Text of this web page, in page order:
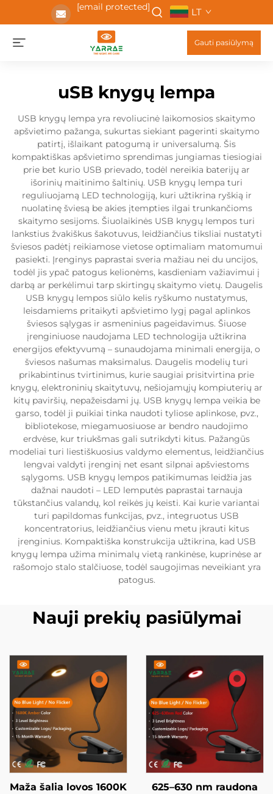
[email protected] LT
Gauti pasiūlymą
uSB knygų lempa
USB knygų lempa yra revoliucinė laikomosios skaitymo
apšvietimo pažanga, sukurtas siekiant pagerinti skaitymo
patirtį, išlaikant patogumą ir universalumą. Šis
kompaktiškas apšvietimo sprendimas jungiamas tiesiogiai
prie bet kurio USB prievado, todėl nereikia baterijų ar
išorinių maitinimo šaltinių. USB knygų lempa turi
reguliuojamą LED technologiją, kuri užtikrina ryškią ir
nuolatinę šviesą be akies įtempties ilgai trunkančioms
skaitymo sesijoms. Šiuolaikinės USB knygų lempos turi
lankstius žvakiškus šakotuvus, leidžiančius tiksliai nustatyti
šviesos padėtį reikiamose vietose optimaliam matomumui
pasiekti. Įrenginys paprastai sveria mažiau nei du uncijos,
todėl jis ypač patogus kelionėms, kasdieniam važiavimui į
darbą ar perkėlimui tarp skirtingų skaitymo vietų. Daugelis
USB knygų lempos siūlo kelis ryškumo nustatymus,
leisdamiems pritaikyti apšvietimo lygį pagal aplinkos
šviesos sąlygas ir asmeninius pageidavimus. Šiuose
įrenginiuose naudojama LED technologija užtikrina
energijos efektyvumą – sunaudojama minimali energija, o
šviesos našumas maksimalus. Daugelis modelių turi
prikabintinus tvirtinimus, kurie saugiai prisitvirtina prie
knygų, elektroninių skaitytuvų, nešiojamųjų kompiuterių ar
kitų paviršių, nepažeisdami jų. USB knygų lempa veikia be
garso, todėl ji puikiai tinka naudoti tyliose aplinkose, pvz.,
bibliotekose, miegamuosiuose ar bendro naudojimo
erdvėse, kur triukšmas gali sutrikdyti kitus. Pažangūs
modeliai turi liestiškuosius valdymo elementus, leidžiančius
lengvai valdyti įrenginį net esant silpnai apšviestoms
sąlygoms. USB knygų lempos patikimumas leidžia jas
dažnai naudoti – LED lemputės paprastai tarnauja
tūkstančius valandų, kol reikės jų keisti. Kai kurie variantai
turi papildomas funkcijas, pvz., integruotus USB
koncentratorius, leidžiančius vienu metu įkrauti kitus
įrenginius. Kompaktiška konstrukcija užtikrina, kad USB
knygų lempa užima minimalų vietą rankinėse, kuprinėse ar
rašomojo stalo stalčiuose, todėl saugojimas neveikiant yra
patogus.
Nauji prekių pasiūlymai
Maža šalia lovos 1600K
625–630 nm raudona